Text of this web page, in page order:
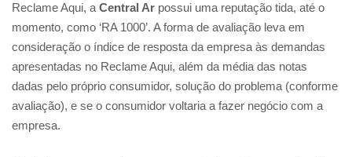
Reclame Aqui, aCentral Ar possui uma reputação tida, até o
momento, como ‘RA 1000’. A forma de avaliação leva em
consideração o índice de resposta da empresa às demandas
apresentadas no Reclame Aqui, além da média das notas
dadas pelo próprio consumidor, solução do problema (conforme
avaliação), e se o consumidor voltaria a fazer negócio com a
empresa.